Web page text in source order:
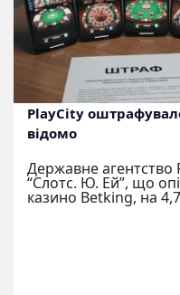
PlayCity
відомо
Державне
“Слотс. Ю. Ей”, що
казино Betking, на